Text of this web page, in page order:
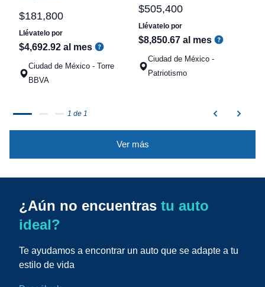
$181,800
Llévatelo por
$4,692.92 al mes
Ciudad de México - Torre
BBVA
$505,400
Llévatelo por
$8,850.67 al mes
Ciudad de México -
Patriotismo
1 de 1
Ver más
¿Aún no encuentras tu auto
ideal?
Te ayudamos a encontrar un auto que se adapte a tu
estilo de vida